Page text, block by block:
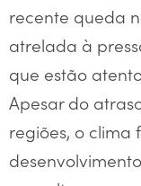
recente queda
atrelada à
que estão
Apesar do
regiões, o